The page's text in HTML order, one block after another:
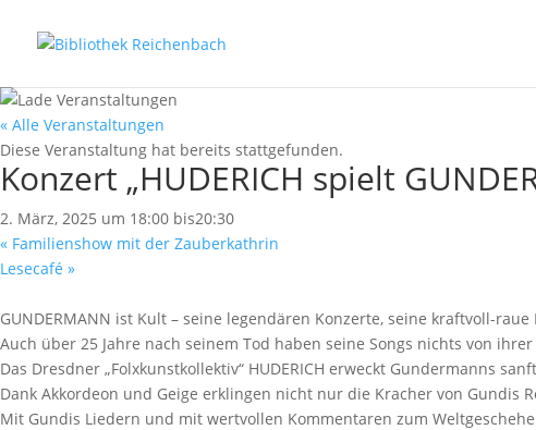
« Alle Veranstaltungen
Diese Veranstaltung hat bereits stattgefunden.
Konzert „HUDERICH spielt
2. März, 2025 um 18:00 bis20:30
« Familienshow mit der Zauberkathrin
Lesecafé »
GUNDERMANN ist Kult – seine legendären Konzerte, seine kraftvoll-raue
Auch über 25 Jahre nach seinem Tod haben seine Songs nichts von
Das Dresdner „Folxkunstkollektiv“ HUDERICH erweckt Gundermanns
Dank Akkordeon und Geige erklingen nicht nur die Kracher von Gundis
Mit Gundis Liedern und mit wertvollen Kommentaren zum